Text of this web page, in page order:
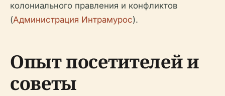
колониального правления и конфликтов
(Администрация Интрамурос).
Опыт посетителей и
советы